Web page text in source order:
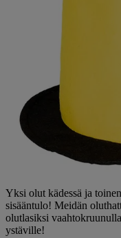
Yksi olut kädessä ja
sisääntulo! Meidän
olutlasiksi
ystäville!